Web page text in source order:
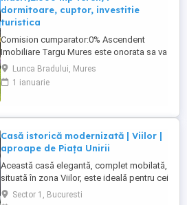
dormitoare, cuptor, investitie
turistica
Comision cumparator:0% Ascendent
Imobiliare Targu Mures este onorata sa va
prezinte spre vanzare o vila rafinata in
mijlocul naturii, situata in Lunca Bradului
ndash; o zona de poveste, incantare
Lunca Bradului, Mures
1 ianuarie
Casă istorică modernizată | Viilor |
aproape de Piața Unirii
Această casă elegantă, complet mobilată,
situată în zona Viilor, este ideală pentru cei
care apreciază arhitectura istorică și
confortul modern. Cu o suprafață utilă de
Sector 1, Bucuresti